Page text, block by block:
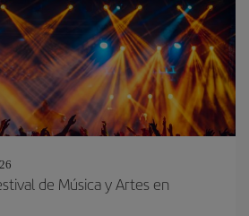
de Música y Artes en